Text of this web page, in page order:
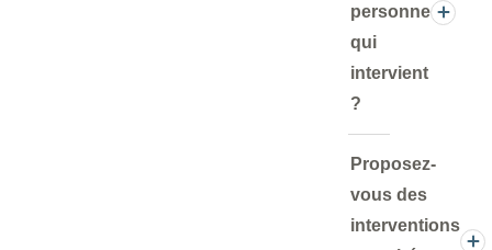
personne
qui
intervient
?
Proposez-
vous des
interventions